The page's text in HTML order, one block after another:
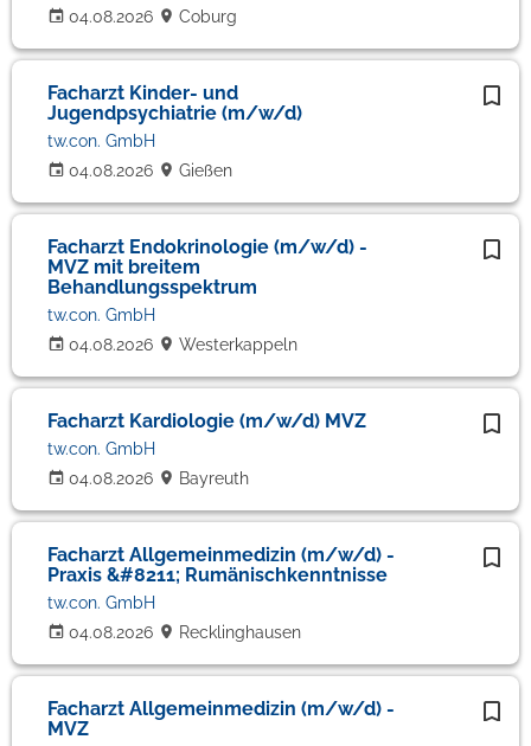
04.08.2026
Coburg
Facharzt Kinder- und
Jugendpsychiatrie (m/w/d)
04.08.2026
tw.con. GmbH
Gießen
Facharzt Endokrinologie (m/w/d) -
MVZ mit breitem
Behandlungsspektrum
04.08.2026
tw.con. GmbH
Westerkappeln
Facharzt Kardiologie (m/w/d) MVZ
04.08.2026
tw.con. GmbH
Bayreuth
Facharzt Allgemeinmedizin (m/w/d) -
Praxis &#8211; Rumänischkenntnisse
04.08.2026
tw.con. GmbH
Recklinghausen
Facharzt Allgemeinmedizin (m/w/d) -
MVZ